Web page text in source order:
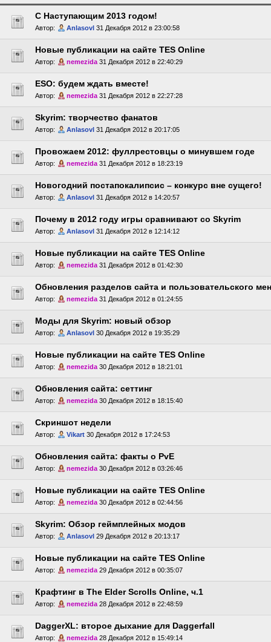
C Наступающим 2013 годом!
Автор: Anlasovl 31 Декабря 2012 в 23:00:58
Новые публикации на сайте TES Online
Автор: nemezida 31 Декабря 2012 в 22:40:29
ESO: будем ждать вместе!
Автор: nemezida 31 Декабря 2012 в 22:27:28
Skyrim: творчество фанатов
Автор: Anlasovl 31 Декабря 2012 в 20:17:05
Провожаем 2012: фуллрестовцы о минувшем годе
Автор: nemezida 31 Декабря 2012 в 18:23:19
Новогодний постапокалипсис – конкурс вне сущего!
Автор: Anlasovl 31 Декабря 2012 в 14:20:57
Почему в 2012 году игры сравнивают со Skyrim
Автор: Anlasovl 31 Декабря 2012 в 12:14:12
Новые публикации на сайте TES Online
Автор: nemezida 31 Декабря 2012 в 01:42:30
Обновления разделов сайта и пользовательского
Автор: nemezida 31 Декабря 2012 в 01:24:55
Моды для Skyrim: новый обзор
Автор: Anlasovl 30 Декабря 2012 в 19:35:29
Новые публикации на сайте TES Online
Автор: nemezida 30 Декабря 2012 в 18:21:01
Обновления сайта: сеттинг
Автор: nemezida 30 Декабря 2012 в 18:15:40
Скриншот недели
Автор: Vikart 30 Декабря 2012 в 17:24:53
Обновления сайта: факты о PvE
Автор: nemezida 30 Декабря 2012 в 03:26:46
Новые публикации на сайте TES Online
Автор: nemezida 30 Декабря 2012 в 02:44:56
Skyrim: Обзор геймплейных модов
Автор: Anlasovl 29 Декабря 2012 в 20:13:17
Новые публикации на сайте TES Online
Автор: nemezida 29 Декабря 2012 в 00:35:07
Крафтинг в The Elder Scrolls Online, ч.1
Автор: nemezida 28 Декабря 2012 в 22:48:59
DaggerXL: второе дыхание для Daggerfall
Автор: nemezida 28 Декабря 2012 в 15:49:14